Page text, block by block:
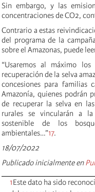
Sin embargo, y las
concentraciones de CO2,
Contrario a estas
del programa de la
sobre el Amazonas, puede
“Usaremos al máximo
recuperación de la selva
concesiones para familias
Amazonía, quienes podrán
de recuperar la selva en
rurales se vincularán a
sostenible de los
ambientales…”17.
18/07/2022
Publicado inicialmente en
1Este dato ha sido